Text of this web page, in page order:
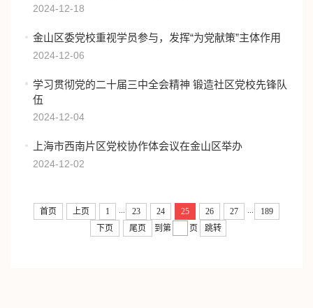
2024-12-18
金山区委党校重视学员参与，发挥“为党献策”主体作用
2024-12-06
学习贯彻党的二十届三中全会精神 锻造社区党校先锋队
伍
2024-12-04
上海市西南片区党校协作体会议在金山区举办
2024-12-02
首页 上页 1 ... 23 24 25 26 27 ...
189
下页
尾页 到第 页 跳转